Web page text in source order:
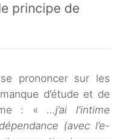
principe de
prononcer sur les
d’étude et de
: «…j’ai l’intime
(avec l’e-